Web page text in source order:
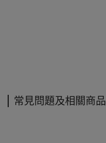
常見問題及相關商品